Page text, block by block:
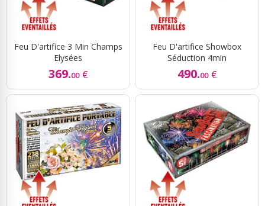
Feu D'artifice 3 Min Champs
Elysées
369.00 €
Feu D'artifice Showbox
Séduction 4min
490.00 €